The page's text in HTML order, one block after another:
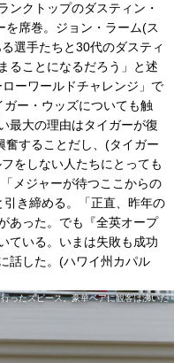
ンクトップのダスティン・
席巻。ジョン・ラーム(ス
選手たちと30代のダスティ
ることになるだろう」と述
ーワールドチャレンジ」で
ー・ウッズについても触
最大の理由はタイガーが復
奮することだし、(タイガー
をしない人たちにとっても
メジャーが待つここからの
き締める。「正直、昨年の
あった。でも『全英オープ
ている。いまは失敗も成功
話した。(ハワイ州カパル
ったスピース。豪華ペアに観客は沸いた